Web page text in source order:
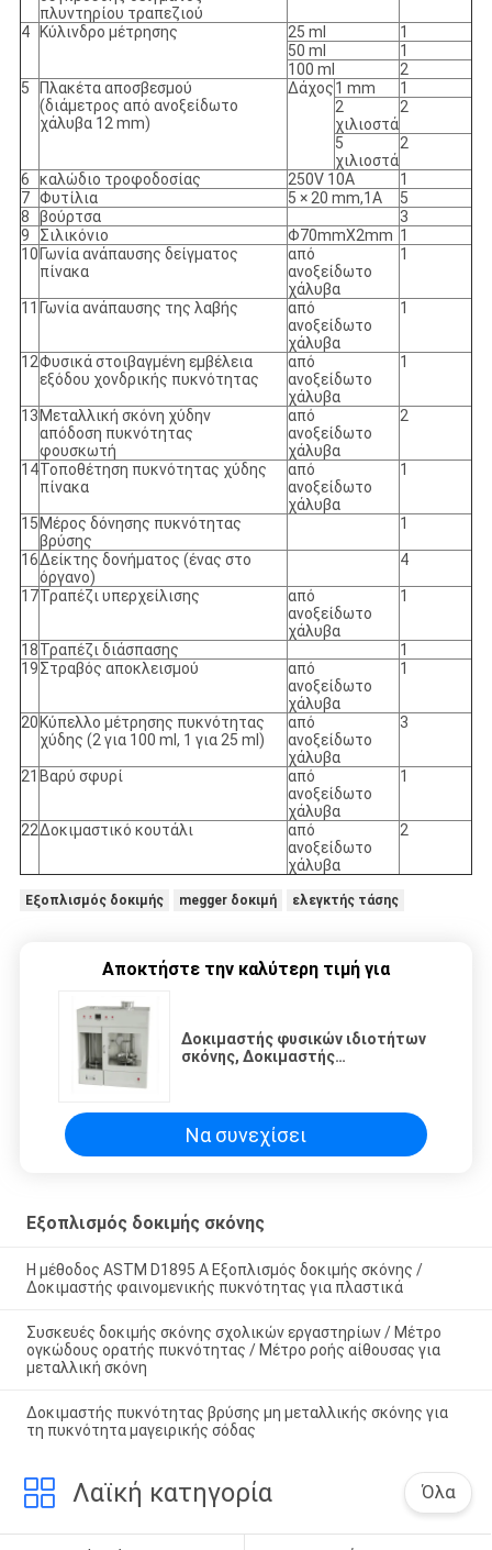
πλυντηρίου τραπεζιού
4 Κύλινδρο μέτρησης 25 ml
1
50 ml
1
100 ml
2
5
Πλακέτα αποσβεσμού
(διάμετρος από ανοξείδωτο
χάλυβα 12 mm)
Δάχος1 mm
1
2
χιλιοστά
2
5
χιλιοστά
2
6 καλώδιο τροφοδοσίας 250V 10A
1
7 Φυτίλια 5 × 20 mm,1A
5
8
βούρτσα
3
9
Σιλικόνιο Φ70mmX2mm 1
10 Γωνία ανάπαυσης δείγματος
πίνακα
από
ανοξείδωτο
χάλυβα
1
11 Γωνία ανάπαυσης της λαβής
από
ανοξείδωτο
χάλυβα
1
12Φυσικά στοιβαγμένη εμβέλεια
εξόδου χονδρικής πυκνότητας
από
ανοξείδωτο
χάλυβα
1
13 Μεταλλική σκόνη χύδην
απόδοση πυκνότητας
φουσκωτή
από
ανοξείδωτο
χάλυβα
2
14Τοποθέτηση πυκνότητας χύδης
πίνακα
από
ανοξείδωτο
χάλυβα
1
15 Μέρος δόνησης πυκνότητας
βρύσης
1
16Δείκτης δονήματος (ένας στο
όργανο)
4
17Τραπέζι υπερχείλισης
από
ανοξείδωτο
χάλυβα
1
18Τραπέζι διάσπασης
1
19Στραβός αποκλεισμού
από
ανοξείδωτο
χάλυβα
1
20 Κύπελλο μέτρησης πυκνότητας
χύδης (2 για 100 ml, 1 για 25 ml)
από
ανοξείδωτο
χάλυβα
3
21 Βαρύ σφυρί
από
ανοξείδωτο
χάλυβα
1
22Δοκιμαστικό κουτάλι
από
ανοξείδωτο
χάλυβα
2
Εξοπλισμός δοκιμής megger δοκιμή ελεγκτής τάσης
Αποκτήστε την καλύτερη τιμή για
Δοκιμαστής φυσικών ιδιοτήτων
σκόνης, Δοκιμαστής
Συσκευή / Συσκευή
Να συνεχίσει
Εξοπλισμός δοκιμής σκόνης
Η μέθοδος ASTM D1895 A Εξοπλισμός δοκιμής σκόνης /
Δοκιμαστής φαινομενικής πυκνότητας για πλαστικά
Συσκευές δοκιμής σκόνης σχολικών εργαστηρίων / Μέτρο
ογκώδους ορατής πυκνότητας / Μέτρο ροής αίθουσας για
μεταλλική σκόνη
Δοκιμαστής πυκνότητας βρύσης μη μεταλλικής σκόνης για
τη πυκνότητα μαγειρικής σόδας
Λαϊκή κατηγορία Όλα